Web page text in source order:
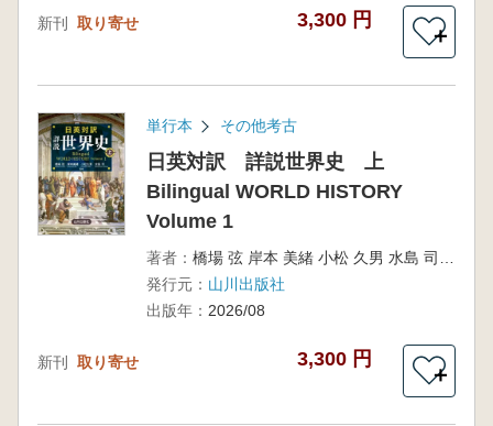
新刊 取り寄せ 3,300 円
＋
単行本 その他考古
日英対訳 詳説世界史 上
Bilingual WORLD HISTORY
Volume 1
著者：
発行元： 山川出版社
出版年： 2026/08
新刊 取り寄せ 3,300 円
＋